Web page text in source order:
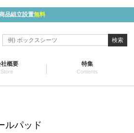
品組立設置無料
検索
概要
Store
特集
Contents
ルパッド